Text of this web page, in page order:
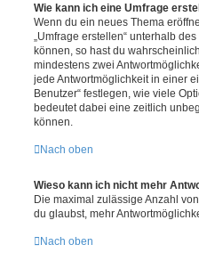
Wie kann ich eine Umfrage
Wenn du ein neues Thema
„Umfrage erstellen“ unterhalb
können, so hast du
mindestens zwei
jede Antwortmöglichkeit in einer
Benutzer“ festlegen, wie viele
bedeutet dabei eine zeitlich
können.
Nach oben
Wieso kann ich nicht mehr
Die maximal zulässige Anzahl
du glaubst, mehr
Nach oben